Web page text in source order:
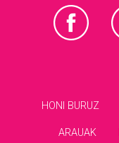
HONI BURUZ
ARAUAK